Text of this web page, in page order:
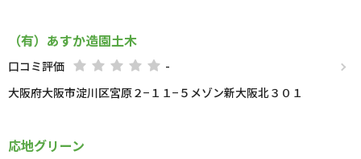
（有）あすか造園土木
口コミ評価
-
大阪府大阪市淀川区宮原２−１１−５メゾン新大阪北３０１
応地グリーン